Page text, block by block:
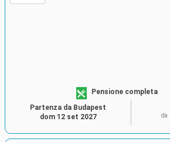
Pensione completa
da
Partenza da Budapest
dom 12 set 2027